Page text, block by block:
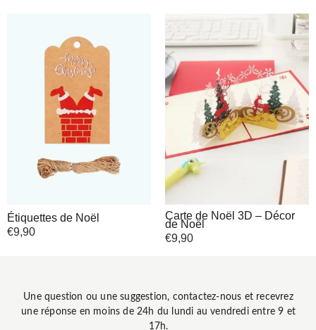
Étiquettes de Noël
€9,90
Carte de Noël 3D – Décor
de Noël
€9,90
Une question ou une suggestion, contactez-nous et recevrez
une réponse en moins de 24h du lundi au vendredi entre 9 et
17h.